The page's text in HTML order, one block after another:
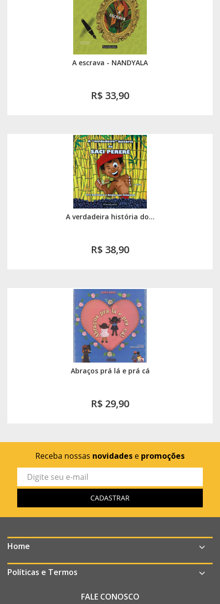
A escrava - NANDYALA
R$ 33,90
A verdadeira história do...
R$ 38,90
Abraços prá lá e prá cá
R$ 29,90
Receba nossas novidades e promoções
Home
Políticas e Termos
FALE CONOSCO